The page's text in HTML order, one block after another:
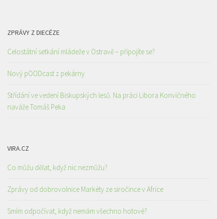
ZPRÁVY Z DIECÉZE
Celostátní setkání mládeže v Ostravě – připojíte se?
Nový pOODcast z pekárny
Střídání ve vedení Biskupských lesů. Na práci Libora Konvičného
naváže Tomáš Peka
VIRA.CZ
Co můžu dělat, když nic nezmůžu?
Zprávy od dobrovolnice Markéty ze siročince v Africe
Smím odpočívat, když nemám všechno hotové?